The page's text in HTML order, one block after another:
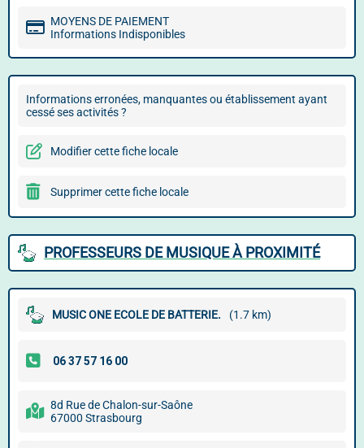
MOYENS DE PAIEMENT
Informations Indisponibles
Informations erronées, manquantes ou établissement ayant
cessé ses activités ?
Modifier cette fiche locale
Supprimer cette fiche locale
PROFESSEURS DE MUSIQUE À PROXIMITÉ
MUSIC ONE ECOLE DE BATTERIE. (1.7 km)
8d Rue de Chalon-sur-Saône
67000 Strasbourg